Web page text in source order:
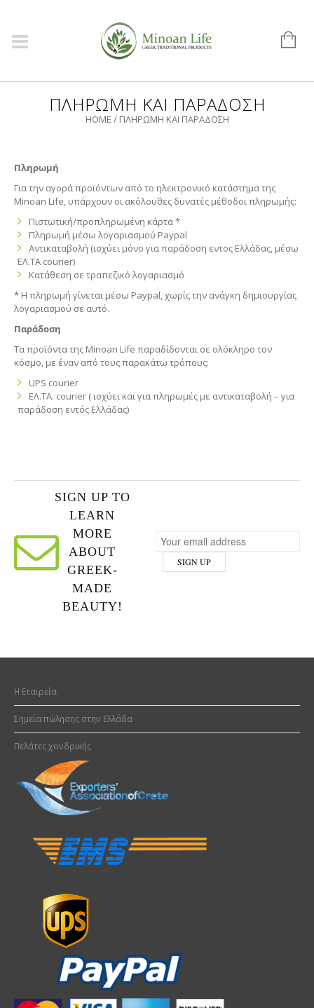
ΠΛΗΡΩΜΉ ΚΑΙ ΠΑΡΆΔΟΣΗ
HOME / ΠΛΗΡΩΜΉ ΚΑΙ ΠΑΡΆΔΟΣΗ
Πληρωμή
Για την αγορά προϊόντων από το ηλεκτρονικό κατάστημα της
Minoan Life, υπάρχουν οι ακόλουθες δυνατές μέθοδοι πληρωμής:
Πιστωτική/προπληρωμένη κάρτα *
Πληρωμή μέσω λογαριασμού Paypal
Αντικαταβολή (ισχύει μόνο για παράδοση εντος Ελλάδας, μέσω
ΕΛ.ΤΑ courier)
Κατάθεση σε τραπεζικό λογαριασμό
* Η πληρωμή γίνεται μέσω Paypal, χωρίς την ανάγκη δημιουργίας
λογαριασμού σε αυτό.
Παράδοση
Τα προϊόντα της Minoan Life παραδίδονται σε ολόκληρο τον
κόσμο, με έναν από τους παρακάτω τρόπους:
UPS courier
ΕΛ.ΤΑ. courier ( ισχύει και για πληρωμές με αντικαταβολή – για
παράδοση εντός Ελλάδας)
SIGN UP TO
LEARN
MORE
ABOUT
GREEK-
MADE
BEAUTY!
H Εταιρεία
Σημεία πώλησης στην Ελλάδα
Πελάτες χονδρικής